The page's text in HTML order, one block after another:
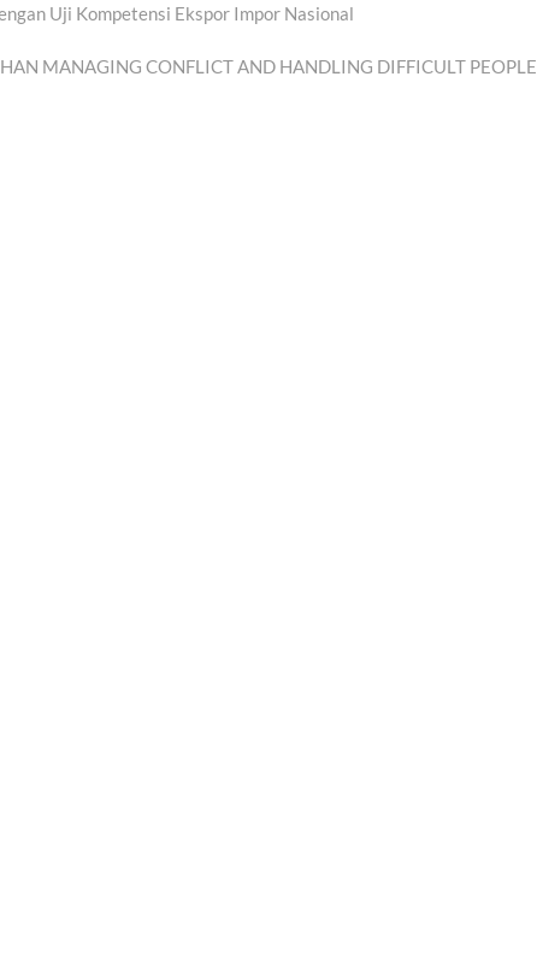
Uji Kompetensi Ekspor Impor Nasional
MANAGING CONFLICT AND HANDLING DIFFICULT PEOPLE